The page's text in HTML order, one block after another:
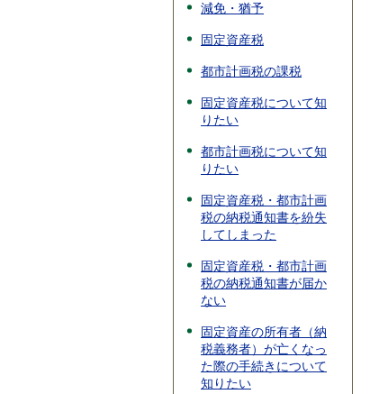
減免・猶予
固定資産税
都市計画税の課税
固定資産税について知
りたい
都市計画税について知
りたい
固定資産税・都市計画
税の納税通知書を紛失
してしまった
固定資産税・都市計画
税の納税通知書が届か
ない
固定資産の所有者（納
税義務者）が亡くなっ
た際の手続きについて
知りたい